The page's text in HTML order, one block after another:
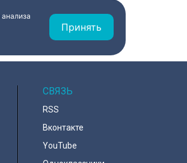
адаптивных карт-
машинах, где ветераны смогли
лично протестировать технику и
почувствовать скорость.
Принять
СВЯЗЬ
RSS
Вконтакте
YouTube